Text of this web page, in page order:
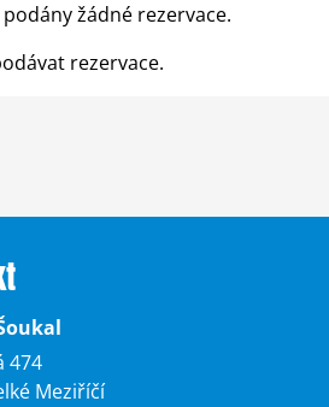
žádné rezervace.
rezervace.
474
Meziříčí